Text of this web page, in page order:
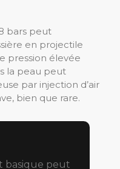
bars peut
en projectile
pression élevée
la peau peut
par injection d’air
bien que rare.
basique peut